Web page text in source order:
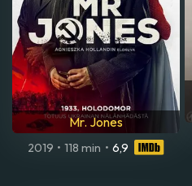
Mr. Jones
2019 • 118 min • 6,9